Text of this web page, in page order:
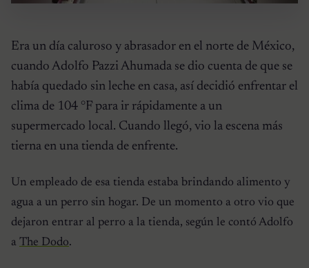
Era un día caluroso y abrasador en el norte de México,
cuando Adolfo Pazzi Ahumada se dio cuenta de que se
había quedado sin leche en casa, así decidió enfrentar el
clima de 104 °F para ir rápidamente a un
supermercado local. Cuando llegó, vio la escena más
tierna en una tienda de enfrente.
Un empleado de esa tienda estaba brindando alimento y
agua a un perro sin hogar. De un momento a otro vio que
dejaron entrar al perro a la tienda, según le contó Adolfo
a The Dodo.